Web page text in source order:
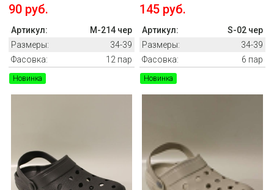
90 руб.
Артикул:
M-214 чер
Размеры:
34-39
Фасовка:
12 пар
145 руб.
Артикул:
S-02 чер
Размеры:
34-39
Фасовка:
6 пар
Новинка Новинка